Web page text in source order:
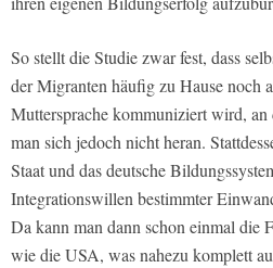
So stellt die Studie zwar fest, dass
der Migranten häufig zu Hause noch
Muttersprache kommuniziert wird,
man sich jedoch nicht heran.
Staat und das deutsche
Integrationswillen bestimmter
Da kann man dann schon einmal die
wie die USA, was nahezu komplett